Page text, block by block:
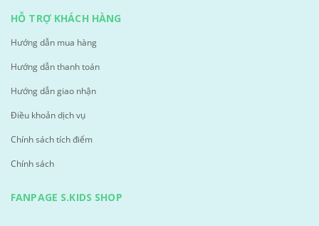
HỖ TRỢ KHÁCH HÀNG
Hướng dẫn mua hàng
Hướng dẫn thanh toán
Hướng dẫn giao nhận
Điều khoản dịch vụ
Chính sách tích điểm
Chính sách
FANPAGE S.KIDS SHOP